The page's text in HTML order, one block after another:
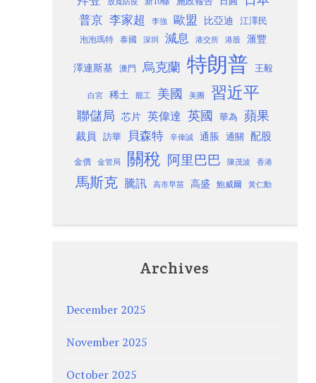
普京 李家超 李強 歐盟 比亞迪 江澤民
泡泡瑪特 泰國 深圳 減息 港交所 港股 滙豐
澤連斯基 澳門 烏克蘭 特朗普 王毅
白宮 稀土 罷工 美國 美團 習近平
聯儲局 芯片 英偉達 英國 華為 蘋果
裁員 訪華 貝森特 辛偉誠 通脹 通關 配股
金價 金管局 關稅 阿里巴巴 陳茂波 香港
馬斯克 騰訊 高市早苗 高盛 鮑威爾 黃仁勳
Archives
December 2025
November 2025
October 2025